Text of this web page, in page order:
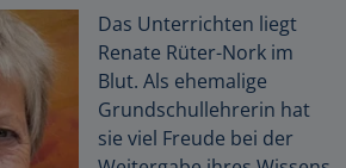
Das Unterrichten liegt
Renate Rüter-Nork im
Blut. Als ehemalige
Grundschullehrerin hat
sie viel Freude bei der